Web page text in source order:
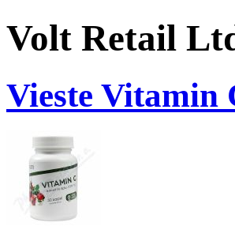
Volt Retail
Vieste Vitamin